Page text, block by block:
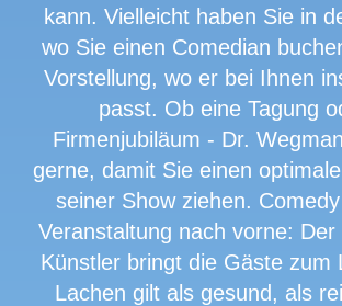
kann. Vielleicht haben Sie in
wo Sie einen Comedian
Vorstellung, wo er bei Ihnen
passt. Ob eine Tagung
Firmenjubiläum - Dr.
gerne, damit Sie einen
seiner Show ziehen.
Veranstaltung nach vorne: Der
Künstler bringt die Gäste zum
Lachen gilt als gesund, als